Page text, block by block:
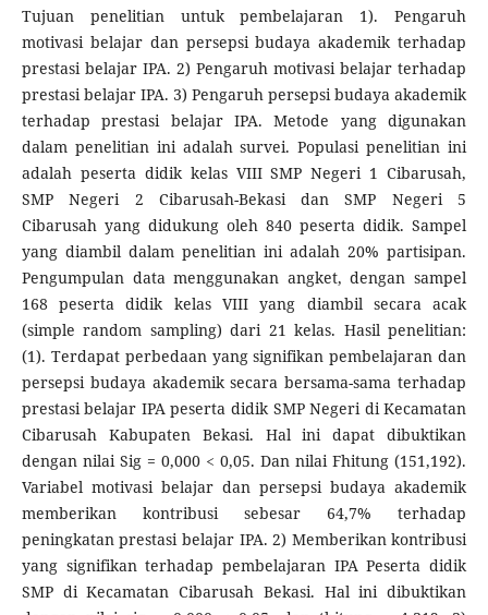
Tujuan penelitian untuk pembelajaran 1). Pengaruh
motivasi belajar dan persepsi budaya akademik terhadap
prestasi belajar IPA. 2) Pengaruh motivasi belajar terhadap
prestasi belajar IPA. 3) Pengaruh persepsi budaya akademik
terhadap prestasi belajar IPA. Metode yang digunakan
dalam penelitian ini adalah survei. Populasi penelitian ini
adalah peserta didik kelas VIII SMP Negeri 1 Cibarusah,
SMP Negeri 2 Cibarusah-Bekasi dan SMP Negeri 5
Cibarusah yang didukung oleh 840 peserta didik. Sampel
yang diambil dalam penelitian ini adalah 20% partisipan.
Pengumpulan data menggunakan angket, dengan sampel
168 peserta didik kelas VIII yang diambil secara acak
(simple random sampling) dari 21 kelas. Hasil penelitian:
(1). Terdapat perbedaan yang signifikan pembelajaran dan
persepsi budaya akademik secara bersama-sama terhadap
prestasi belajar IPA peserta didik SMP Negeri di Kecamatan
Cibarusah Kabupaten Bekasi. Hal ini dapat dibuktikan
dengan nilai Sig = 0,000 < 0,05. Dan nilai Fhitung (151,192).
Variabel motivasi belajar dan persepsi budaya akademik
memberikan kontribusi sebesar 64,7% terhadap
peningkatan prestasi belajar IPA. 2) Memberikan kontribusi
yang signifikan terhadap pembelajaran IPA Peserta didik
SMP di Kecamatan Cibarusah Bekasi. Hal ini dibuktikan